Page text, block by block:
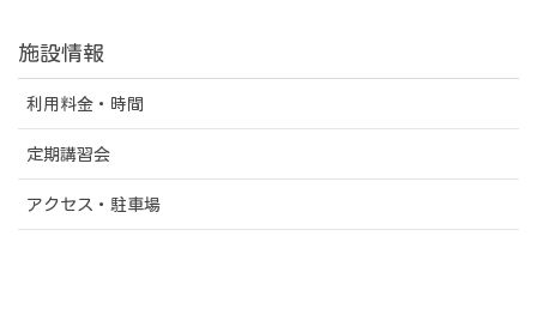
施設情報
利用料金・時間
定期講習会
アクセス・駐車場